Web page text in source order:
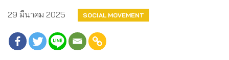
29 มีนาคม 2025 SOCIAL MOVEMENT